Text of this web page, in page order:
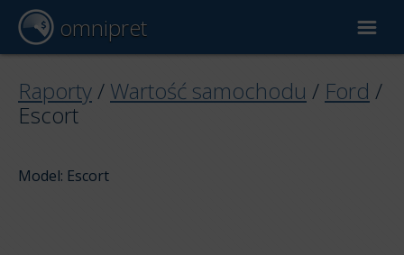
omnipret
Wycena samochodu
Raporty / Wartość samochodu / Ford /
Escort
Model: Escort